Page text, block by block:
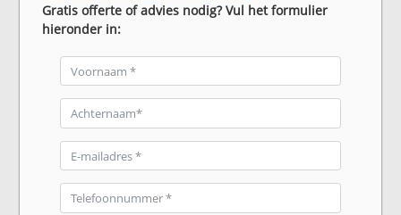
Gratis offerte of advies nodig? Vul het formulier
hieronder in: